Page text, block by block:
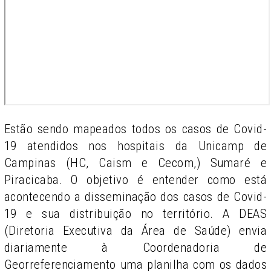
Estão sendo mapeados todos os casos de Covid-
19 atendidos nos hospitais da Unicamp de
Campinas (HC, Caism e Cecom,) Sumaré e
Piracicaba. O objetivo é entender como está
acontecendo a disseminação dos casos de Covid-
19 e sua distribuição no território. A DEAS
(Diretoria Executiva da Área de Saúde) envia
diariamente à Coordenadoria de
Georreferenciamento uma planilha com os dados